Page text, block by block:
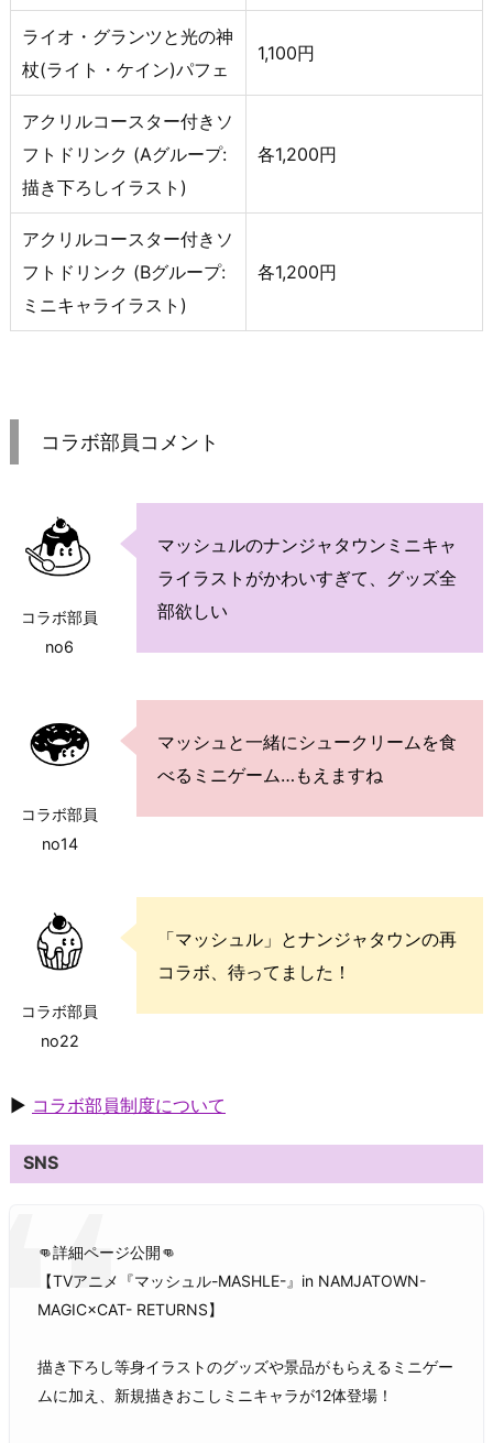
ライオ・グランツと光の神
杖(ライト・ケイン)パフェ
1,100円
アクリルコースター付きソ
フトドリンク (Aグループ:
描き下ろしイラスト)
各1,200円
アクリルコースター付きソ
フトドリンク (Bグループ:
ミニキャライラスト)
各1,200円
コラボ部員コメント
コラボ部員
no6
マッシュルのナンジャタウンミニキャ
ライラストがかわいすぎて、グッズ全
部欲しい
コラボ部員
no14
マッシュと一緒にシュークリームを食
べるミニゲーム…もえますね
コラボ部員
no22
「マッシュル」とナンジャタウンの再
コラボ、待ってました！
▶ コラボ部員制度について
SNS
👊詳細ページ公開👊
【TVアニメ『マッシュル-MASHLE-』in NAMJATOWN-
MAGIC×CAT- RETURNS】
描き下ろし等身イラストのグッズや景品がもらえるミニゲー
ムに加え、新規描きおこしミニキャラが12体登場！